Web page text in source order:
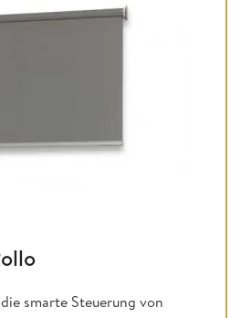
smarte Steuerung von